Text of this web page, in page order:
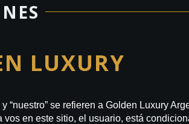
LUXURY
“nuestro” se refieren a Golden Luxury
en este sitio, el usuario, está